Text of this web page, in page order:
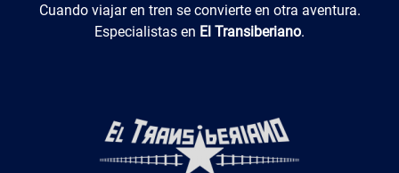
El Transiberiano
Cuando viajar en tren se convierte en otra aventura.
Especialistas en El Transiberiano.